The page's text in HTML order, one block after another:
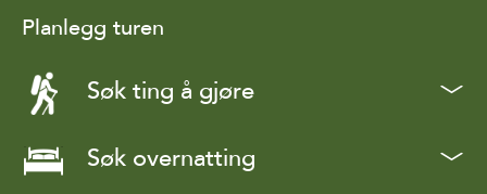
Planlegg turen
Søk ting å gjøre
Søk overnatting